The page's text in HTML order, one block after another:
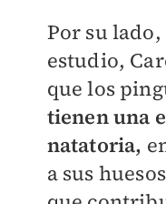
Por su
estudio,
que los
tienen una
natatoria,
a sus